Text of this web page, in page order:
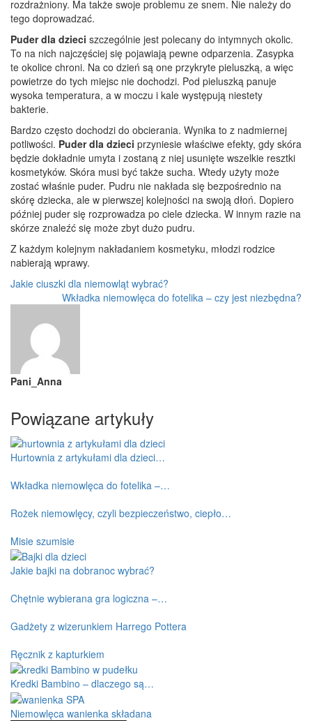
rozdrażniony. Ma także swoje problemu ze snem. Nie należy do
tego doprowadzać.
Puder dla dzieci szczególnie jest polecany do intymnych okolic.
To na nich najczęściej się pojawiają pewne odparzenia. Zasypka
te okolice chroni. Na co dzień są one przykryte pieluszką, a więc
powietrze do tych miejsc nie dochodzi. Pod pieluszką panuje
wysoka temperatura, a w moczu i kale występują niestety
bakterie.
Bardzo często dochodzi do obcierania. Wynika to z nadmiernej
potliwości. Puder dla dzieci przyniesie właściwe efekty, gdy skóra
będzie dokładnie umyta i zostaną z niej usunięte wszelkie resztki
kosmetyków. Skóra musi być także sucha. Wtedy użyty może
zostać właśnie puder. Pudru nie nakłada się bezpośrednio na
skórę dziecka, ale w pierwszej kolejności na swoją dłoń. Dopiero
później puder się rozprowadza po ciele dziecka. W innym razie na
skórze znaleźć się może zbyt dużo pudru.
Z każdym kolejnym nakładaniem kosmetyku, młodzi rodzice
nabierają wprawy.
Jakie ciuszki dla niemowląt wybrać?
Wkładka niemowlęca do fotelika – czy jest niezbędna?
Pani_Anna
Powiązane artykuły
Hurtownia z artykułami dla dzieci…
Wkładka niemowlęca do fotelika –…
Rożek niemowlęcy, czyli bezpieczeństwo, ciepło…
Misie szumisie
Jakie bajki na dobranoc wybrać?
Chętnie wybierana gra logiczna –…
Gadżety z wizerunkiem Harrego Pottera
Ręcznik z kapturkiem
Kredki Bambino – dlaczego są…
Niemowlęca wanienka składana